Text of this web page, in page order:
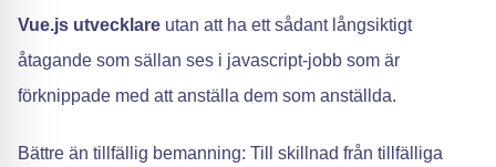
Vue.js utvecklare utan att ha ett sådant långsiktigt
åtagande som sällan ses i javascript-jobb som är
förknippade med att anställa dem som anställda.
Bättre än tillfällig bemanning: Till skillnad från tillfälliga